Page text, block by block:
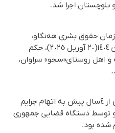
بلوچستان اجرا شد.
حقوق بشری هه‌نگاو،
بامداد روز یکشنبە ٣١ فروردین ١٤٠٤(٢٠ آوریل ٢٠٢٥)، حکم
گرگیج، ٢٩ سالە و اهل روستای«سجو» سراوان،
به گفته منابع اگاه، این زندانی از ٤سال پیش به اتهام جرایم
و توسط دستگاه قضایی جمهوری
شده بود.